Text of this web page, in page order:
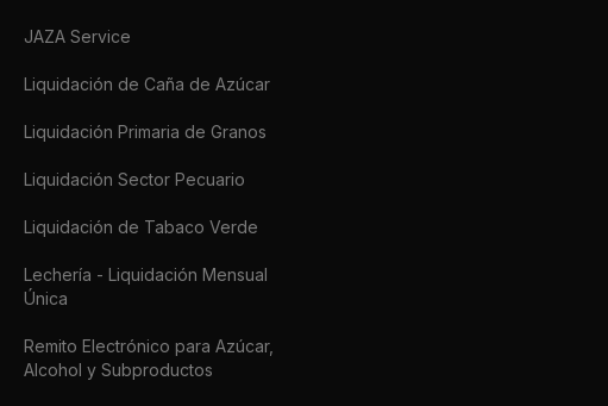
JAZA Service
Liquidación de Caña de Azúcar
Liquidación Primaria de Granos
Liquidación Sector Pecuario
Liquidación de Tabaco Verde
Lechería - Liquidación Mensual
Única
Remito Electrónico para Azúcar,
Alcohol y Subproductos